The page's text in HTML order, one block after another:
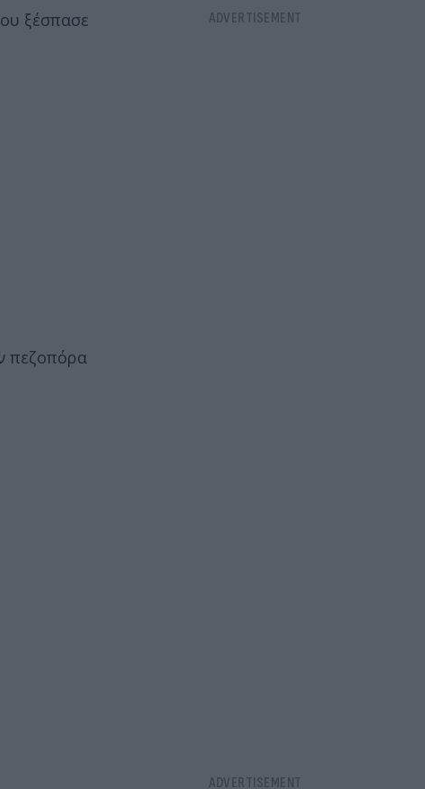
ξέσπασε
πεζοπόρα